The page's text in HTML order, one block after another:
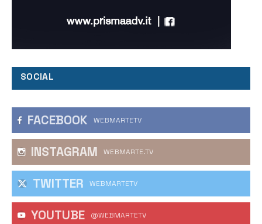
SOCIAL
FACEBOOK WEBMARTETV
INSTAGRAM WEBMARTE.TV
TWITTER WEBMARTETV
YOUTUBE @WEBMARTETV